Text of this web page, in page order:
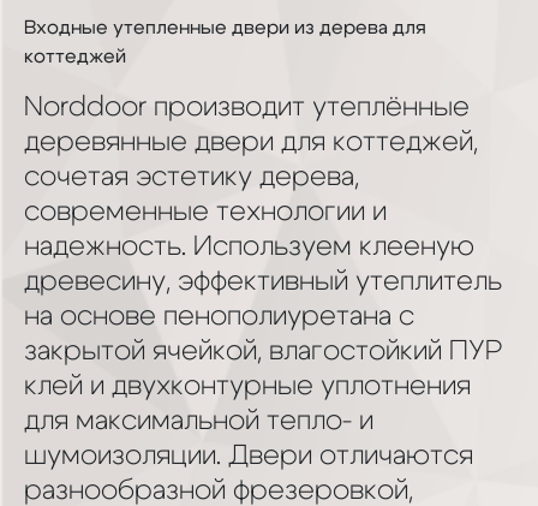
Входные утепленные двери из дерева для
коттеджей
Norddoor производит утеплённые
деревянные двери для коттеджей,
сочетая эстетику дерева,
современные технологии и
надежность. Используем клееную
древесину, эффективный утеплитель
на основе пенополиуретана с
закрытой ячейкой, влагостойкий ПУР
клей и двухконтурные уплотнения
для максимальной тепло- и
шумоизоляции. Двери отличаются
разнообразной фрезеровкой,